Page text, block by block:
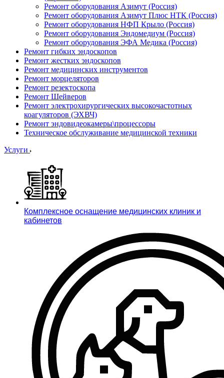
Ремонт оборудования Азимут (Россия)
Ремонт оборудования Азимут Плюс НТК (Россия)
Ремонт оборудования НФП Крыло (Россия)
Ремонт оборудования Эндомедиум (Россия)
Ремонт оборудования ЭФА Медика (Россия)
Ремонт гибких эндоскопов
Ремонт жестких эндоскопов
Ремонт медицинских инструментов
Ремонт морцеляторов
Ремонт резектоскопа
Ремонт Шейверов
Ремонт электрохирургических высокочастотных
коагуляторов (ЭХВЧ)
Ремонт эндовидеокамеры\процессоры
Техническое обслуживание медицинской техники
Услуги
Комплексное оснащение медицинских клиник и
кабинетов